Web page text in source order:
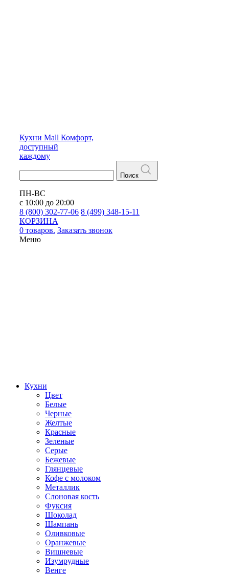
Кухни Mall Комфорт,
доступный
каждому
Поиск
ПН-ВС
с 10:00 до 20:00
8 (800) 302-77-06 8 (499) 348-15-11
КОРЗИНА
0 товаров. Заказать звонок
Меню
Кухни
Цвет
Белые
Черные
Желтые
Красные
Зеленые
Серые
Бежевые
Глянцевые
Кофе с молоком
Металлик
Слоновая кость
Фуксия
Шоколад
Шампань
Оливковые
Оранжевые
Вишневые
Изумрудные
Венге